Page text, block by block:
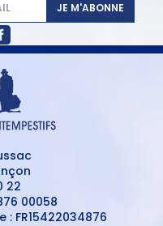
JE M'ABONNE
22
00058
FR15422034876